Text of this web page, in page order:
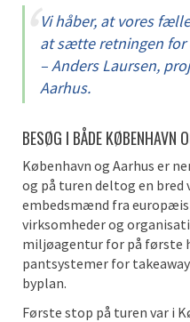
Vi håber, at vores
at sætte retningen for
– Anders Laursen,
Aarhus.
BESØG I BÅDE KØBENHAVN
København og Aarhus er
og på turen deltog en
embedsmænd fra
virksomheder og
miljøagentur for på første
pantsystemer for
byplan.
Første stop på turen var i